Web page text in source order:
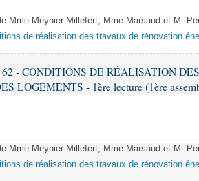
Mme Meynier-Millefert, Mme Marsaud et M.
de réalisation des travaux de rénovation
62 - CONDITIONS DE RÉALISATION
LOGEMENTS - 1ère lecture (1ère
Mme Meynier-Millefert, Mme Marsaud et M.
de réalisation des travaux de rénovation